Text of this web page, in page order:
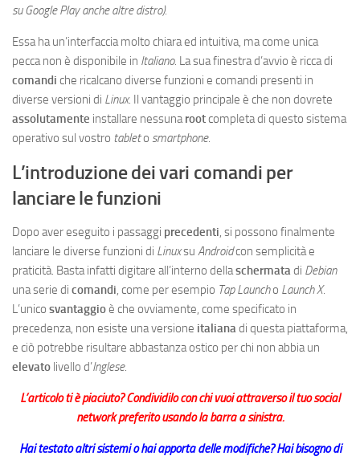
su Google Play anche altre distro).
Essa ha un’interfaccia molto chiara ed intuitiva, ma come unica
pecca non è disponibile in Italiano. La sua finestra d’avvio è ricca di
comandi che ricalcano diverse funzioni e comandi presenti in
diverse versioni di Linux. Il vantaggio principale è che non dovrete
assolutamente installare nessunarootcompleta di questo sistema
operativo sul vostro tableto smartphone.
L’introduzione dei vari comandi per
lanciare le funzioni
Dopo aver eseguito i passaggi precedenti, si possono finalmente
lanciare le diverse funzioni di Linuxsu Androidcon semplicità e
praticità. Basta infatti digitare all’interno dellaschermatadi Debian
una serie di comandi, come per esempio Tap Launcho Launch X.
L’unico svantaggioè che ovviamente, come specificato in
precedenza, non esiste una versione italianadi questa piattaforma,
e ciò potrebbe risultare abbastanza ostico per chi non abbia un
elevato livello d’Inglese.
L’articolo ti è piaciuto? Condividilo con chi vuoi attraverso il tuo social
network preferito usando la barra a sinistra.
Hai testato altri sistemi o hai apporta delle modifiche? Hai bisogno di